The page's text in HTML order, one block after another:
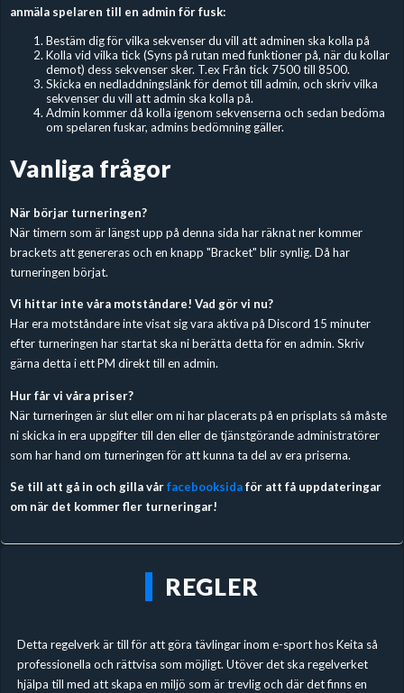
anmäla spelaren till en admin för fusk:
Bestäm dig för vilka sekvenser du vill att adminen ska kolla på
Kolla vid vilka tick (Syns på rutan med funktioner på, när du kollar
demot) dess sekvenser sker. T.ex Från tick 7500 till 8500.
Skicka en nedladdningslänk för demot till admin, och skriv vilka
sekvenser du vill att admin ska kolla på.
Admin kommer då kolla igenom sekvenserna och sedan bedöma
om spelaren fuskar, admins bedömning gäller.
Vanliga frågor
När börjar turneringen?
När timern som är längst upp på denna sida har räknat ner kommer
brackets att genereras och en knapp "Bracket" blir synlig. Då har
turneringen börjat.
Vi hittar inte våra motståndare! Vad gör vi nu?
Har era motståndare inte visat sig vara aktiva på Discord 15 minuter
efter turneringen har startat ska ni berätta detta för en admin. Skriv
gärna detta i ett PM direkt till en admin.
Hur får vi våra priser?
När turneringen är slut eller om ni har placerats på en prisplats så måste
ni skicka in era uppgifter till den eller de tjänstgörande administratörer
som har hand om turneringen för att kunna ta del av era priserna.
Se till att gå in och gilla vårfacebooksidaför att få uppdateringar
om när det kommer fler turneringar!
REGLER
Detta regelverk är till för att göra tävlingar inom e-sport hos Keita så
professionella och rättvisa som möjligt. Utöver det ska regelverket
hjälpa till med att skapa en miljö som är trevlig och där det finns en